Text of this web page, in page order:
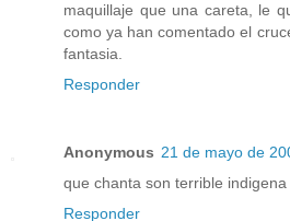
maquillaje que una careta, le
como ya han comentado el
fantasia.
Responder
Anonymous 21 de mayo de
que chanta son terrible indigena
Responder